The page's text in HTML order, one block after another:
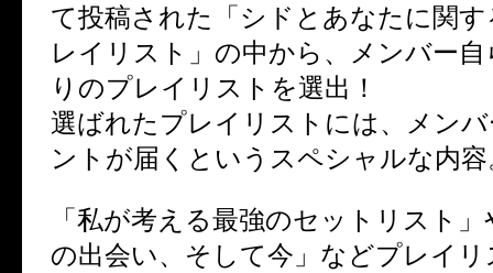
て投稿された「シドとあなたに関
レイリスト」の中から、メンバー
りのプレイリストを選出！
選ばれたプレイリストには、メン
ントが届くというスペシャルな内容
「私が考える最強のセットリスト
の出会い、そして今」などプレイ